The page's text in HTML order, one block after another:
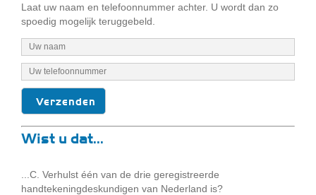
Laat uw naam en telefoonnummer achter. U wordt dan zo
spoedig mogelijk teruggebeld.
Wist u dat...
...C. Verhulst één van de drie geregistreerde
handtekeningdeskundigen van Nederland is?